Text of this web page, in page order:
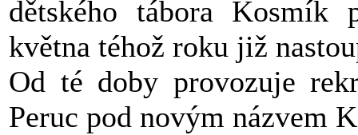
dětského tábora Kosmík
května téhož roku již
Od té doby provozuje
Peruc pod novým názvem